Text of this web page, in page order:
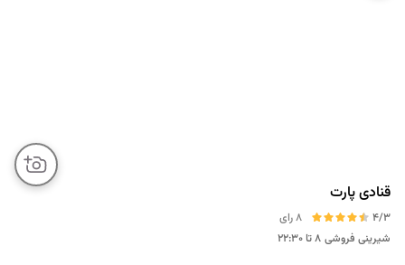
قنادی پارت
4/3
8 رای
شیرینی فروشی ۸ تا ۲۲:۳۰